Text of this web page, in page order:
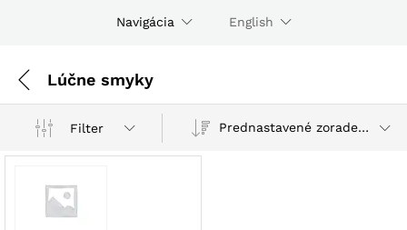
Navigácia English
Lúčne smyky
Filter Prednastavené zoradenie